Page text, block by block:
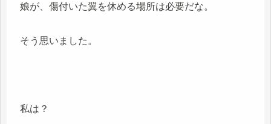
娘が、傷付いた翼を休める場所は必要だな。
そう思いました。
私は？